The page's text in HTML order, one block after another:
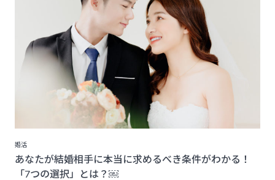
婚活
あなたが結婚相手に本当に求めるべき条件がわかる！
「7つの選択」とは？￼